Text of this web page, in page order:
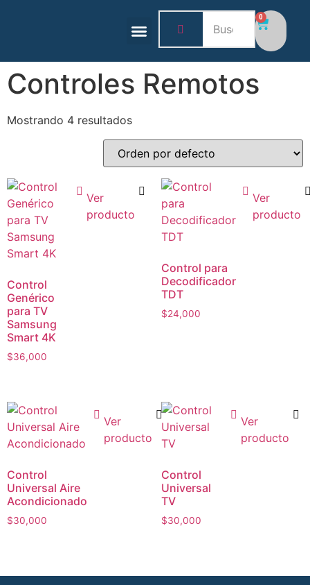
0
Controles Remotos
Mostrando 4 resultados
Control
Genérico
para TV
Samsung
Smart 4K
$36,000
Ver
producto
Control para
Decodificador
TDT
$24,000
Ver
producto
Control
Universal Aire
Acondicionado
$30,000
Ver
producto
Control
Universal
TV
$30,000
Ver
producto